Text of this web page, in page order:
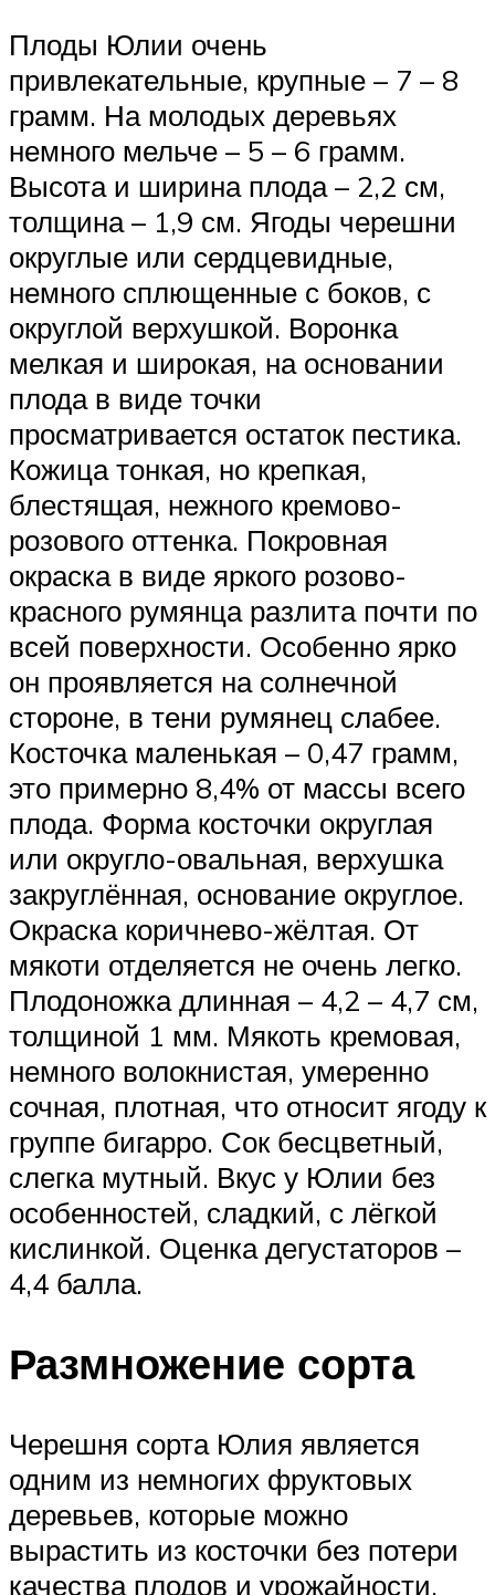
Плоды Юлии очень
привлекательные, крупные – 7 – 8
грамм. На молодых деревьях
немного мельче – 5 – 6 грамм.
Высота и ширина плода – 2,2 см,
толщина – 1,9 см. Ягоды черешни
округлые или сердцевидные,
немного сплющенные с боков, с
округлой верхушкой. Воронка
мелкая и широкая, на основании
плода в виде точки
просматривается остаток пестика.
Кожица тонкая, но крепкая,
блестящая, нежного кремово-
розового оттенка. Покровная
окраска в виде яркого розово-
красного румянца разлита почти по
всей поверхности. Особенно ярко
он проявляется на солнечной
стороне, в тени румянец слабее.
Косточка маленькая – 0,47 грамм,
это примерно 8,4% от массы всего
плода. Форма косточки округлая
или округло-овальная, верхушка
закруглённая, основание округлое.
Окраска коричнево-жёлтая. От
мякоти отделяется не очень легко.
Плодоножка длинная – 4,2 – 4,7 см,
толщиной 1 мм. Мякоть кремовая,
немного волокнистая, умеренно
сочная, плотная, что относит ягоду к
группе бигарро. Сок бесцветный,
слегка мутный. Вкус у Юлии без
особенностей, сладкий, с лёгкой
кислинкой. Оценка дегустаторов –
4,4 балла.
Размножение сорта
Черешня сорта Юлия является
одним из немногих фруктовых
деревьев, которые можно
вырастить из косточки без потери
качества плодов и урожайности.